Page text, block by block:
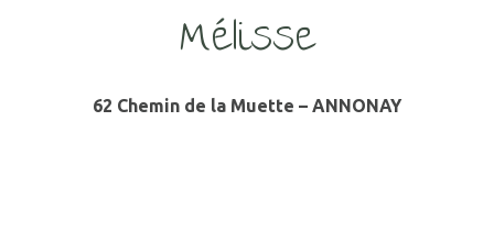
Mélisse
62 Chemin de la Muette – ANNONAY